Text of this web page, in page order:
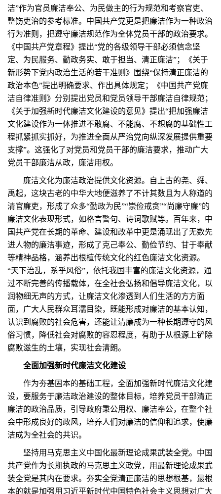
洁”作为官员廉洁奉公、为民做主的行为规范和考察官吏、
整饬吏治的参考标准。中国共产党更是把廉洁作为一种政治
行为准则，把遵守廉洁规范作为全体党员干部的政治要求。
《中国共产党章程》提出“党的各级领导干部必须信念坚
定、为民服务、勤政务实、敢于担当、清正廉洁”；《关于
新形势下党内政治生活的若干准则》围绕“保持清正廉洁的
政治本色”提出明确要求、作出具体规定；《中国共产党廉
洁自律准则》分别提出党员和党员领导干部廉洁自律规范；
《关于加强新时代廉洁文化建设的意见》提出“把加强廉洁
文化建设作为一体推进不敢腐、不能腐、不想腐的基础性工
程抓紧抓实抓好，为推进全面从严治党向纵深发展提供重要
支撑”。这强化了对党员和党员干部的廉洁要求，推动广大
党员干部廉洁从政，廉洁用权。
廉洁文化为廉洁政治提供文化资源。自上古的尧、舜、
禹起，这块古老的中华大地便滋养了不计其数且为人称道的
清官廉吏，形成了众多“勤政为民”“崇俭戒贪”“尚廉守廉”的
廉洁文化表现形式，如格言警句、诗词歌赋等。百年来，中
国共产党在长期的革命、建设和改革中更是涌现出了无数先
进人物的廉洁事迹，形成了克己奉公、勤俭节约、甘于奉献
等精神品格，涵养出根植传统文化的红色廉洁文化资源。
“天下治乱，系乎风俗”，依托我国丰富的廉洁文化资源，通
过不断完善的传播载体，在全社会弘扬和倡导廉洁文化，以
润物细无声的方式，让廉洁文化渗透到人们生活的方方面
面，广大人民群众耳濡目染，既能形成对廉洁的基本认知，
认识到腐败的社会危害，还能让清廉成为一种长期遵守的风
俗习惯，降低社会对腐败的容忍程度，有助于从根源上铲除
腐败滋生的土壤，实现社会清朗。
全面加强新时代廉洁文化建设
作为夯基固本的基础工程，全面加强新时代廉洁文化建
设，要服务于廉洁政治建设的整体目标，培养党员干部清正
廉洁的政治品质，引导政府秉公用权、廉洁奉公，在整个社
会中形成良好的政风，培养人们对廉洁的信仰和追求，使廉
洁成为全社会的共识。
坚持用马克思主义中国化最新理论成果武装全党。中国
共产党作为长期执政的马克思主义政党，用最新理论成果武
装全党是其内在要求。夯实全党清正廉洁的思想根基，最根
本的就是加强用习近平新时代中国特色社会主义思想对广大